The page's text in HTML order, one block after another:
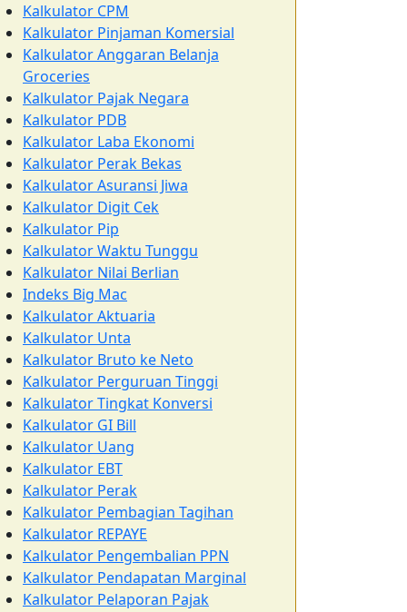
Kalkulator CPM
Kalkulator Pinjaman Komersial
Kalkulator Anggaran Belanja
Groceries
Kalkulator Pajak Negara
Kalkulator PDB
Kalkulator Laba Ekonomi
Kalkulator Perak Bekas
Kalkulator Asuransi Jiwa
Kalkulator Digit Cek
Kalkulator Pip
Kalkulator Waktu Tunggu
Kalkulator Nilai Berlian
Indeks Big Mac
Kalkulator Aktuaria
Kalkulator Unta
Kalkulator Bruto ke Neto
Kalkulator Perguruan Tinggi
Kalkulator Tingkat Konversi
Kalkulator GI Bill
Kalkulator Uang
Kalkulator EBT
Kalkulator Perak
Kalkulator Pembagian Tagihan
Kalkulator REPAYE
Kalkulator Pengembalian PPN
Kalkulator Pendapatan Marginal
Kalkulator Pelaporan Pajak